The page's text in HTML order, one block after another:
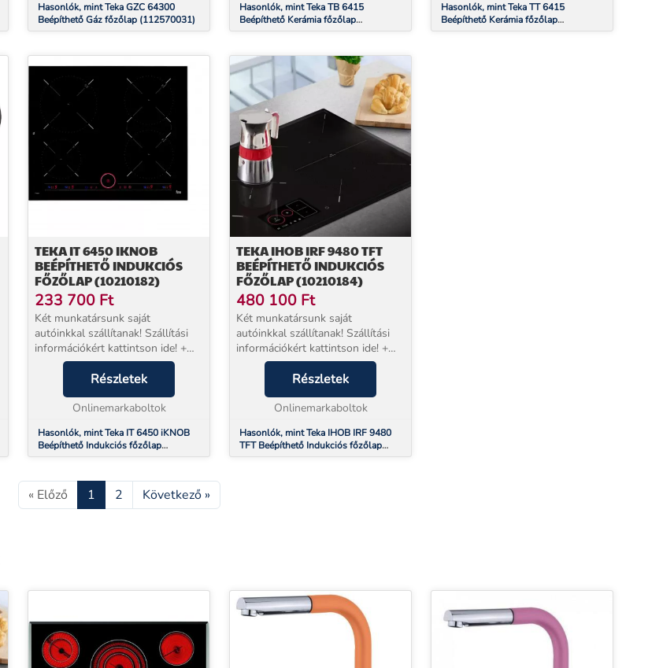
Hasonlók, mint Teka GZC 64300
Beépíthető Gáz főzőlap (112570031)
Hasonlók, mint Teka TB 6415
Beépíthető Kerámia főzőlap
(40239042)
Hasonlók, mint Teka TT 6415
Beépíthető Kerámia főzőlap
(40239041)
TEKA IT 6450 IKNOB
BEÉPÍTHETŐ INDUKCIÓS
FŐZŐLAP (10210182)
233 700 Ft
Két munkatársunk saját
autóinkkal szállítanak! Szállítási
információkért kattintson ide! +
EXTRA 5 év jótállással
vásárolhat!* Beüzemelés
szolgáltatásunk a készülék mellé
NEM választható. Indukciós f...
Részletek
Onlinemarkaboltok
Hasonlók, mint Teka IT 6450 iKNOB
Beépíthető Indukciós főzőlap
(10210182)
TEKA IHOB IRF 9480 TFT
BEÉPÍTHETŐ INDUKCIÓS
FŐZŐLAP (10210184)
480 100 Ft
Két munkatársunk saját
autóinkkal szállítanak! Szállítási
információkért kattintson ide! +
EXTRA 5 év jótállással
vásárolhat!* Beüzemelés
szolgáltatásunk a készülék mellé
NEM választható. Indukciós f...
Részletek
Onlinemarkaboltok
Hasonlók, mint Teka IHOB IRF 9480
TFT Beépíthető Indukciós főzőlap
(10210184)
« Előző 1 2 Következő »